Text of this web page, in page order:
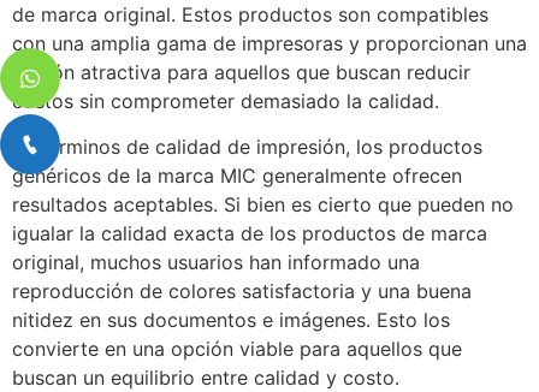
de marca original. Estos productos son compatibles
con una amplia gama de impresoras y proporcionan una
opción atractiva para aquellos que buscan reducir
costos sin comprometer demasiado la calidad.
En términos de calidad de impresión, los productos
genéricos de la marca MIC generalmente ofrecen
resultados aceptables. Si bien es cierto que pueden no
igualar la calidad exacta de los productos de marca
original, muchos usuarios han informado una
reproducción de colores satisfactoria y una buena
nitidez en sus documentos e imágenes. Esto los
convierte en una opción viable para aquellos que
buscan un equilibrio entre calidad y costo.